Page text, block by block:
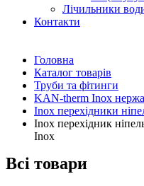
Лічильники
Контакти
Головна
Каталог товарів
Труби та фітинги
KAN-therm Inox
Inox перехідники
Inox перехідник
Inox
Всі товари